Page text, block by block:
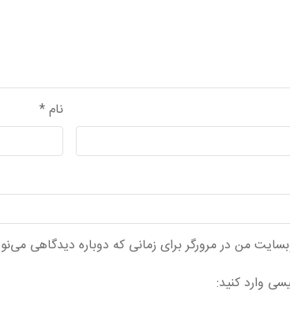
نام*
من در مرورگر برای زمانی که دوباره دیدگاهی
وارد کنید: